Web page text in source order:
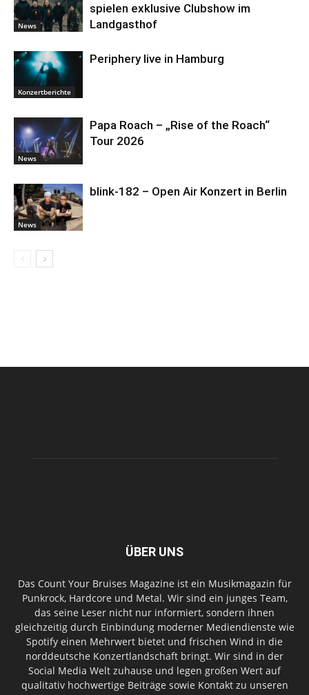
News
spielen exklusive Clubshow im
Landgasthof
Konzertberichte
Periphery live in Hamburg
News
Papa Roach – „Rise of the Roach“
Tour 2026
News
blink-182 – Open Air Konzert in Berlin
ÜBER UNS
Das Count Your Bruises Magazine ist ein Musikmagazin für
Punkrock, Hardcore und Metal. Wir sind ein junges Team,
das seine Leser nicht nur informiert, sondern ihnen
gleichzeitig durch Einbindung moderner Mediendienste wie
Spotify einen Mehrwert bietet und frischen Wind in die
norddeutsche Konzertlandschaft bringt. Wir sind in der
Social Media Welt zuhause und legen großen Wert auf
qualitativ hochwertige Beiträge sowie Kontakt zu unseren